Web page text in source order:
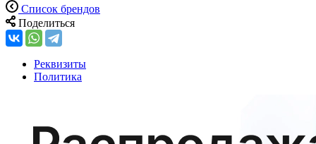
Список брендов
Поделиться
Реквизиты
Политика